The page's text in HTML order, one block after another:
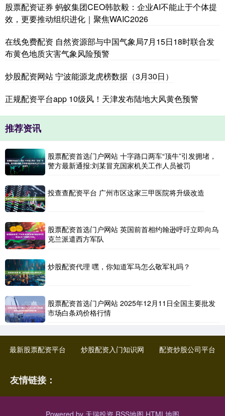
股票配资证券 蚂蚁集团CEO韩歆毅：企业AI不能止于个体提
效，更要推动组织进化｜聚焦WAIC2026
在线免费配资 自然资源部与中国气象局7月15日18时联合发
布黄色地质灾害气象风险预警
炒股配资网站 宁波能源龙虎榜数据（3月30日）
正规配资平台app 10级风！天津发布陆地大风黄色预警
推荐资讯
股票配资首选门户网站 十字路口两车“顶牛”引发拥堵，
警方最新通报:刘某冒充国家机关工作人员被罚
投查查配资平台 广州市区这家三甲医院将升级改造
股票配资首选门户网站 英国前首相约翰逊呼吁立即向乌
克兰派遣西方军队
炒股配资代理 嘿，你知道军马怎么敬军礼吗？
股票配资首选门户网站 2025年12月11日全国主要批发
市场白条鸡价格行情
最新股票配资平台 炒股配资入门知识网 配资炒股公司平台
友情链接：